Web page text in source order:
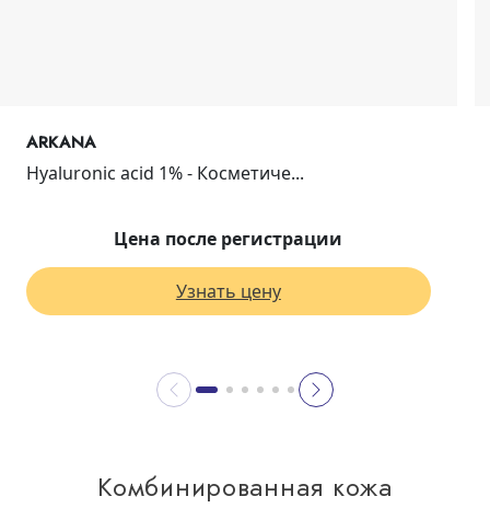
ARKANA
Hyaluronic acid 1% - Косметиче...
Цена после регистрации
Узнать цену
Комбинированная кожа